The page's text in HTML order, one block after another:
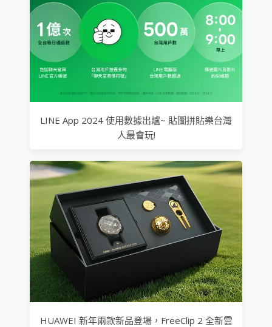
LINE App 2024 使用數據出爐~ 貼圖拼貼樂台灣
人最會玩!
HUAWEI 新年兩款新品登場，FreeClip 2 全新雲